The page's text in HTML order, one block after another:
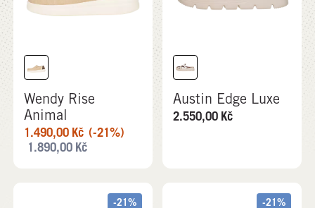
Wendy Rise
Animal
1.490,00 Kč (-21%)
1.890,00 Kč
Austin Edge Luxe
2.550,00 Kč
-21% -21%